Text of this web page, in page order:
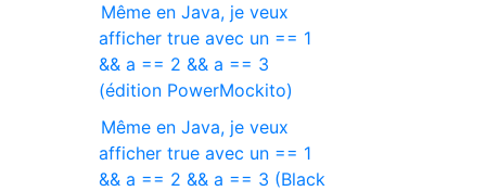
Même en Java, je veux
afficher true avec un == 1
&& a == 2 && a == 3
(édition PowerMockito)
Même en Java, je veux
afficher true avec un == 1
&& a == 2 && a == 3 (Black